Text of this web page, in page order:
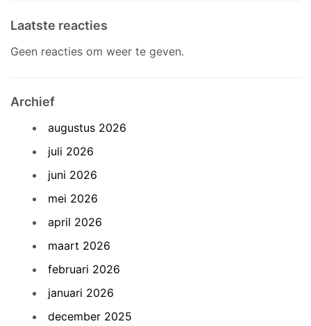
Laatste reacties
Geen reacties om weer te geven.
Archief
augustus 2026
juli 2026
juni 2026
mei 2026
april 2026
maart 2026
februari 2026
januari 2026
december 2025